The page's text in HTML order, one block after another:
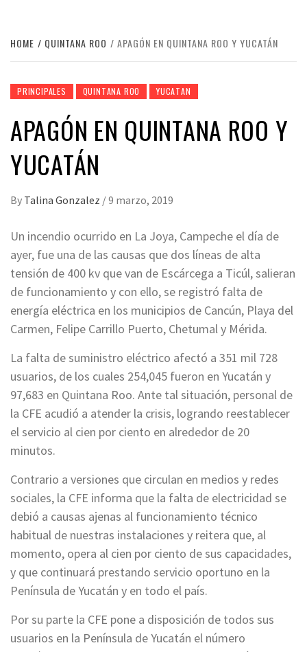
HOME QUINTANA ROO APAGÓN EN QUINTANA ROO Y YUCATÁN
PRINCIPALES QUINTANA ROO YUCATAN
APAGÓN EN QUINTANA ROO Y
YUCATÁN
By Talina Gonzalez /9 marzo, 2019
Un incendio ocurrido en La Joya, Campeche el día de
ayer, fue una de las causas que dos líneas de alta
tensión de 400 kv que van de Escárcega a Ticúl, salieran
de funcionamiento y con ello, se registró falta de
energía eléctrica en los municipios de Cancún, Playa del
Carmen, Felipe Carrillo Puerto, Chetumal y Mérida.
La falta de suministro eléctrico afectó a 351 mil 728
usuarios, de los cuales 254,045 fueron en Yucatán y
97,683 en Quintana Roo. Ante tal situación, personal de
la CFE acudió a atender la crisis, logrando reestablecer
el servicio al cien por ciento en alrededor de 20
minutos.
Contrario a versiones que circulan en medios y redes
sociales, la CFE informa que la falta de electricidad se
debió a causas ajenas al funcionamiento técnico
habitual de nuestras instalaciones y reitera que, al
momento, opera al cien por ciento de sus capacidades,
y que continuará prestando servicio oportuno en la
Península de Yucatán y en todo el país.
Por su parte la CFE pone a disposición de todos sus
usuarios en la Península de Yucatán el número